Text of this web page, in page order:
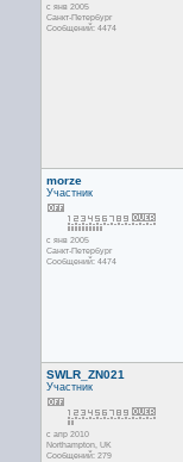
с янв 2005
Санкт-Петербург
Сообщений: 4474
morze
Участник
с янв 2005
Санкт-Петербург
Сообщений: 4474
SWLR_ZN021
Участник
с апр 2010
Northampton, UK
Сообщений: 279